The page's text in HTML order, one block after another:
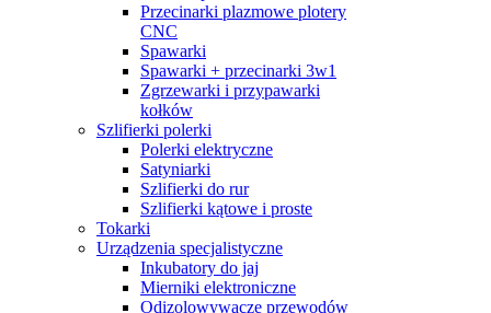
Przecinarki plazmowe plotery
CNC
Spawarki
Spawarki + przecinarki 3w1
Zgrzewarki i przypawarki
kołków
Szlifierki polerki
Polerki elektryczne
Satyniarki
Szlifierki do rur
Szlifierki kątowe i proste
Tokarki
Urządzenia specjalistyczne
Inkubatory do jaj
Mierniki elektroniczne
Odizolowywacze przewodów